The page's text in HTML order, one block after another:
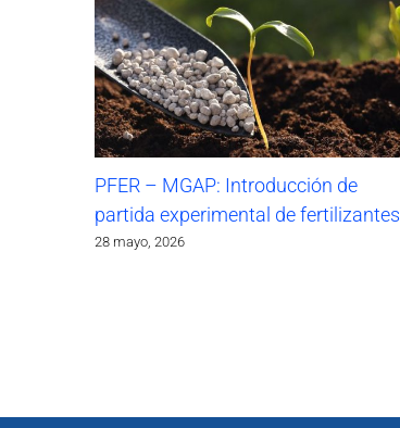
PFER – MGAP: Introducción de
partida experimental de fertilizantes
28 mayo, 2026